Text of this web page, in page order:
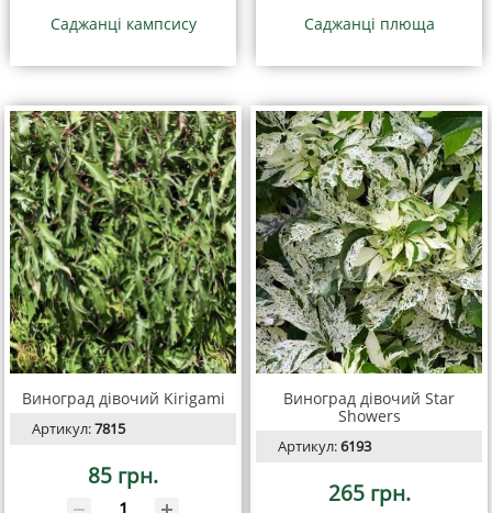
Саджанці кампсису Саджанці плюща
Виноград дівочий Kirigami
Артикул:7815
85 грн.
Виноград дівочий Star
Showers
Артикул:6193
265 грн.